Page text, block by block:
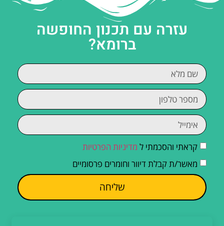
עזרה עם תכנון החופשה
ברומא?
קראתי והסכמתי ל מדיניות הפרטיות
מאשר/ת קבלת דיוור וחומרים פרסומיים
שליחה